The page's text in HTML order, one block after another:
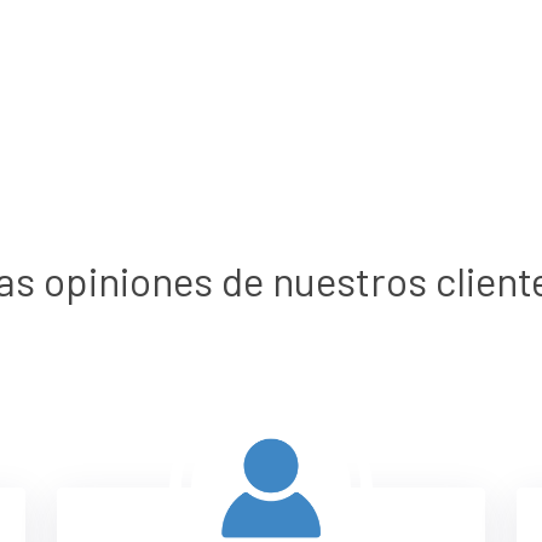
opiniones de nuestros